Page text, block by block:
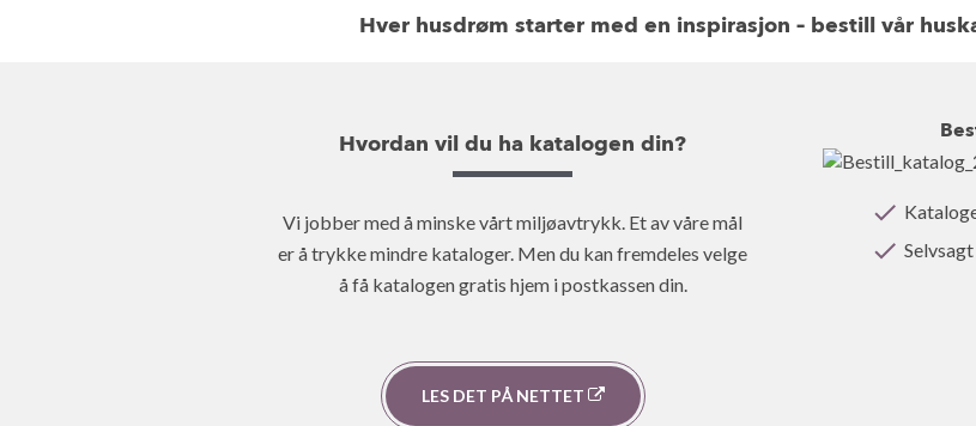
Hver husdrøm starter med en inspirasjon – bestill vår
Hvordan vil du ha katalogen din?
Vi jobber med å minske vårt miljøavtrykk. Et av våre mål
er å trykke mindre kataloger. Men du kan fremdeles velge
å få katalogen gratis hjem i postkassen din.
LES DET PÅ NETTET